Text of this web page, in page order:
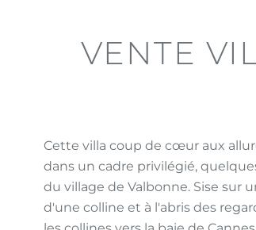
VENTE
Cette villa coup de cœur aux
dans un cadre privilégié,
du village de Valbonne. Sise sur
d'une colline et à l'abris des